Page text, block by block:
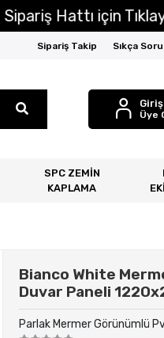
Hattı için
Sipariş Takip Sıkça
Üye
SPC ZEMİN
KAPLAMA
Bianco White
Duvar Paneli
Parlak Mermer Görünümlü